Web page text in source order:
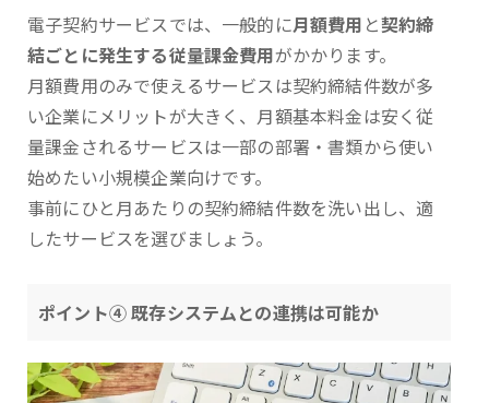
電子契約サービスでは、一般的に月額費用 と契約締
結ごとに発生する従量課金費用がかかります。
月額費用のみで使えるサービスは契約締結件数が多
い企業にメリットが大きく、月額基本料金は安く従
量課金されるサービスは一部の部署・書類から使い
始めたい小規模企業向けです。
事前にひと月あたりの契約締結件数を洗い出し、適
したサービスを選びましょう。
ポイント④ 既存システムとの連携は可能か